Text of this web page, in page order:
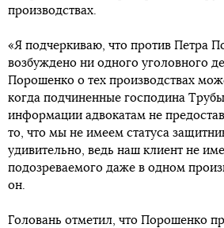
производствах.
«Я подчеркиваю, что против Петра
возбуждено ни одного уголовного
Порошенко о тех производствах
когда подчиненные господина
информации адвокатам не
то, что мы не имеем статуса
удивительно, ведь наш клиент не
подозреваемого даже в одном
он.
Головань отметил, что Порошенко